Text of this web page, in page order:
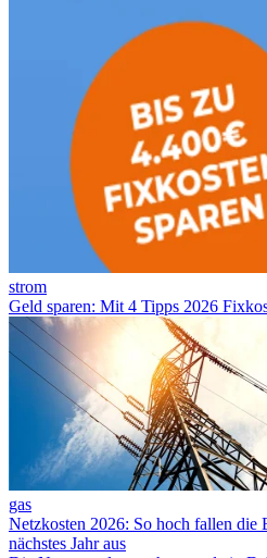
strom
Geld sparen: Mit 4 Tipps 2026
gas
Netzkosten 2026: So hoch fallen die
nächstes Jahr aus